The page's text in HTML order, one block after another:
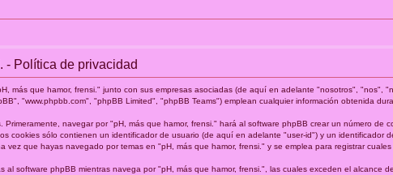
- Política de privacidad
más que hamor, frensi." junto con sus empresas asociadas (de aquí en adelante "nosotros", "nos",
"www.phpbb.com", "phpBB Limited", "phpBB Teams") emplean cualquier información obtenida
Primeramente, navegar por "pH, más que hamor, frensi." hará al software phpBB crear un número
cookies sólo contienen un identificador de usuario (de aquí en adelante "user-id") y un
vez que hayas navegado por temas en "pH, más que hamor, frensi." y se emplea para registrar
al software phpBB mientras navega por "pH, más que hamor, frensi.", las cuales exceden el